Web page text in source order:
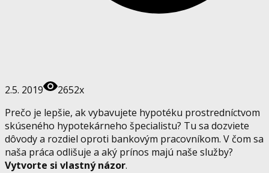
2.5. 2019
2652x
Prečo je lepšie, ak vybavujete hypotéku prostredníctvom
skúseného hypotekárneho špecialistu? Tu sa dozviete
dôvody a rozdiel oproti bankovým pracovníkom. V čom sa
naša práca odlišuje a aký prínos majú naše služby?
Vytvorte si vlastný názor.